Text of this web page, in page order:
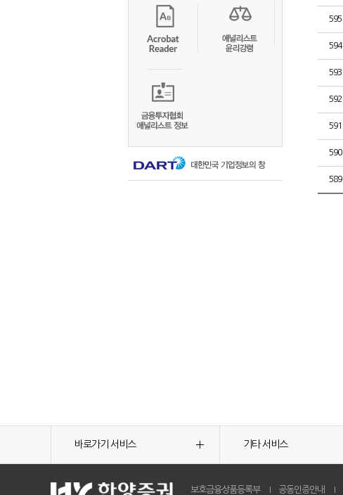
595
594
593
592
591
590
589
바로가기 서비스 기타 서비스
보호금융상품등록부 공동인증안내